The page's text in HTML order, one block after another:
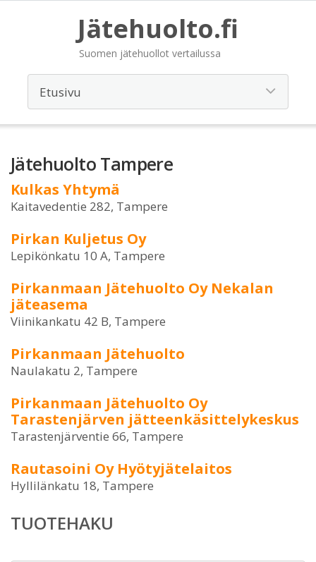
Jätehuolto.fi
Suomen jätehuollot vertailussa
Jätehuolto Tampere
Kulkas Yhtymä
Kaitavedentie 282, Tampere
Pirkan Kuljetus Oy
Lepikönkatu 10 A, Tampere
Pirkanmaan Jätehuolto Oy Nekalan
jäteasema
Viinikankatu 42 B, Tampere
Pirkanmaan Jätehuolto
Naulakatu 2, Tampere
Pirkanmaan Jätehuolto Oy
Tarastenjärven jätteenkäsittelykeskus
Tarastenjärventie 66, Tampere
Rautasoini Oy Hyötyjätelaitos
Hyllilänkatu 18, Tampere
TUOTEHAKU